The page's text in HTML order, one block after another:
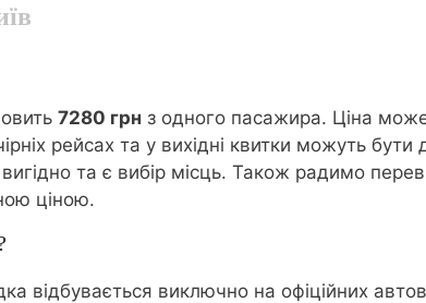
7280 грн з одного пасажира. Ціна
рейсах та у вихідні квитки можуть
та є вибір місць. Також радимо
ціною.
відбувається виключно на офіційних